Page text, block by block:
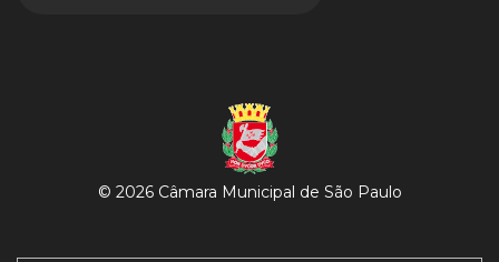
© 2026 Câmara Municipal de São Paulo